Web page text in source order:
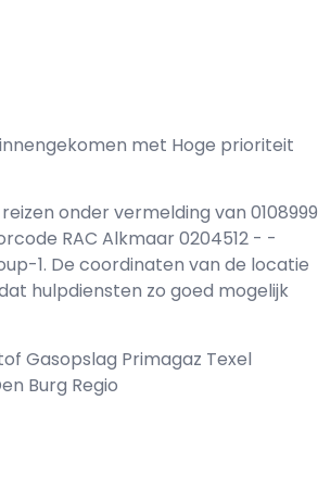
met Hoge prioriteit
onder vermelding van 0108999
RAC Alkmaar 0204512 - -
1. De coordinaten van de locatie
hulpdiensten zo goed mogelijk
Gasopslag Primagaz Texel
Burg Regio